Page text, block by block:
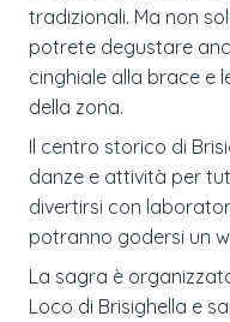
tradizionali. Ma non
potrete degustare
cinghiale alla brace e
della zona.
Il centro storico di
danze e attività per
divertirsi con
potranno godersi un
La sagra è
Loco di Brisighella e